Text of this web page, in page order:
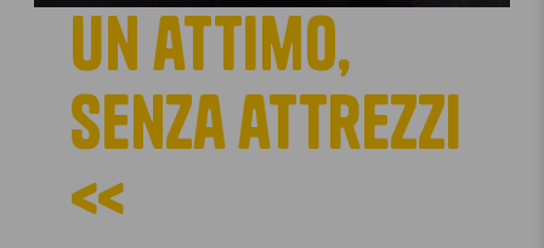
un attimo,
senza attrezzi
<<